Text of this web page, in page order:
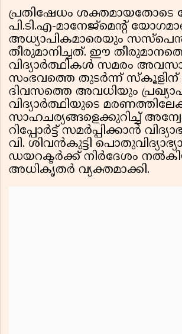
പ്രതിഷേധം ശക്തമായതോടെ
പി.ടി.എ-മാനേജ്‌മെൻ്റ്
അധ്യാപികമാരെയും
തീരുമാനിച്ചത്. ഈ
വിദ്യാർത്ഥികൾ സമരം
സംഭവത്തെ തുടർന്ന് സ്കൂളിന്
ദിവസത്തെ അവധിയും
വിദ്യാർത്ഥിയുടെ
സാഹചര്യങ്ങളെക്കുറിച്ച്
റിപ്പോർട്ട് സമർപ്പിക്കാൻ
വി. ശിവൻകുട്ടി
ഡയറക്ടർക്ക് നിർദേശം
അധികൃതർ വ്യക്തമാക്കി.